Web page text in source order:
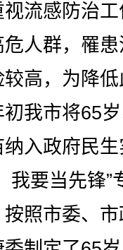
流感防治工
人群，罹
高，为降
我市将65
入政府民
我要当先锋”
照市委、